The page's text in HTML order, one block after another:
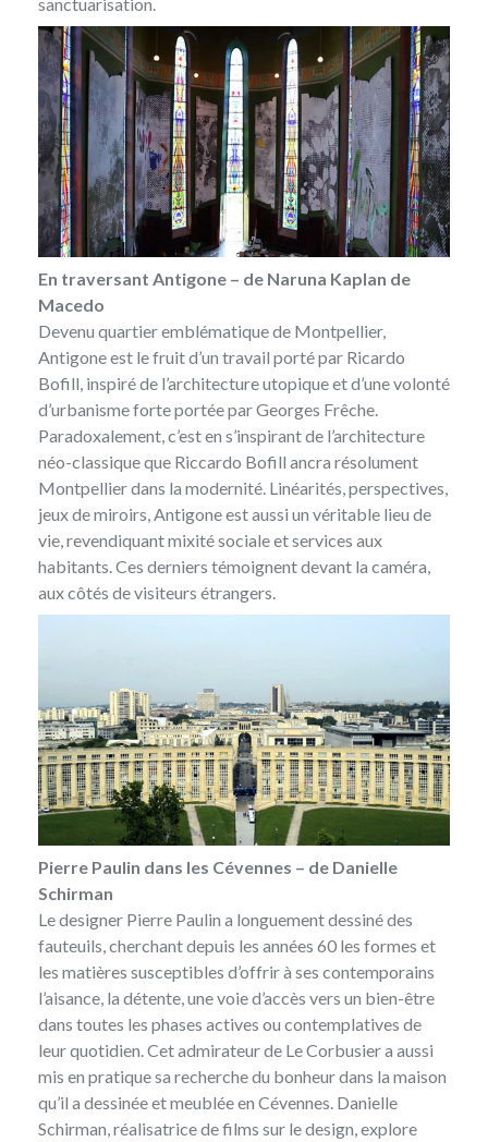
En traversant Antigone – de Naruna Kaplan de
Macedo
Devenu quartier emblématique de Montpellier,
Antigone est le fruit d’un travail porté par Ricardo
Bofill, inspiré de l’architecture utopique et d’une volonté
d’urbanisme forte portée par Georges Frêche.
Paradoxalement, c’est en s’inspirant de l’architecture
néo-classique que Riccardo Bofill ancra résolument
Montpellier dans la modernité. Linéarités, perspectives,
jeux de miroirs, Antigone est aussi un véritable lieu de
vie, revendiquant mixité sociale et services aux
habitants. Ces derniers témoignent devant la caméra,
aux côtés de visiteurs étrangers.
Pierre Paulin dans les Cévennes – de Danielle
Schirman
Le designer Pierre Paulin a longuement dessiné des
fauteuils, cherchant depuis les années 60 les formes et
les matières susceptibles d’offrir à ses contemporains
l’aisance, la détente, une voie d’accès vers un bien-être
dans toutes les phases actives ou contemplatives de
leur quotidien. Cet admirateur de Le Corbusier a aussi
mis en pratique sa recherche du bonheur dans la maison
qu’il a dessinée et meublée en Cévennes. Danielle
Schirman, réalisatrice de films sur le design, explore